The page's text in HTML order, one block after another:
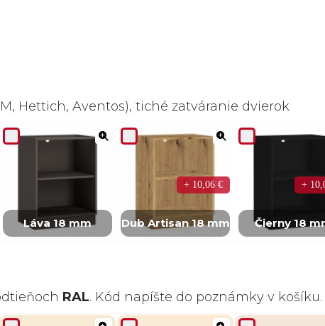
Hettich, Aventos), tiché zatváranie dvierok
Láva 18 mm Dub Artisan 18 mm
+ 10,06 €
Čierny 18
+
RAL. Kód napíšte do poznámky v košíku.